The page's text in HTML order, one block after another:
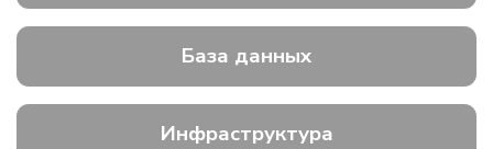
База данных
Инфраструктура